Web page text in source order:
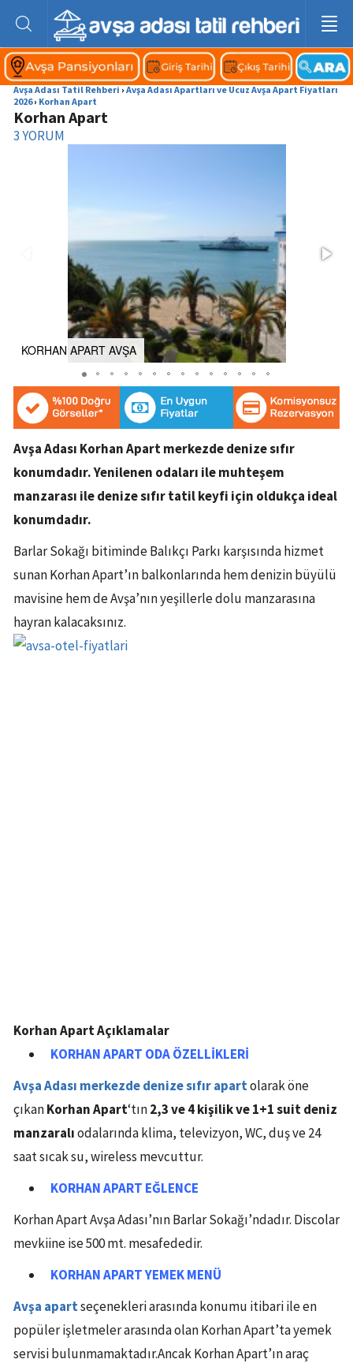
Avşa Adası Tatil Rehberi › Avşa Adası Apartları ve Ucuz Avşa Apart Fiyatları
2026 › Korhan Apart
Korhan Apart
3YORUM
KORHAN APART AVŞA
Avşa Adası Korhan Apart merkezde denize sıfır
konumdadır. Yenilenen odaları ile muhteşem
manzarası ile denize sıfır tatil keyfi için oldukça ideal
konumdadır.
Barlar Sokağı bitiminde Balıkçı Parkı karşısında hizmet
sunan Korhan Apart’ın balkonlarında hem denizin büyülü
mavisine hem de Avşa’nın yeşillerle dolu manzarasına
hayran kalacaksınız.
Korhan Apart Açıklamalar
KORHAN APART ODA ÖZELLİKLERİ
Avşa Adası merkezde denize sıfır apartolarak öne
çıkanKorhan Apart‘tın2,3 ve 4 kişilik ve 1+1 suit deniz
manzaralıodalarında klima, televizyon, WC, duş ve 24
saat sıcak su, wireless mevcuttur.
KORHAN APART EĞLENCE
Korhan Apart Avşa Adası’nın Barlar Sokağı’ndadır. Discolar
mevkiine ise 500 mt. mesafededir.
KORHAN APARTYEMEK MENÜ
Avşa apartseçenekleri arasında konumu itibari ile en
popüler işletmeler arasında olan Korhan Apart’ta yemek
servisi bulunmamaktadır.Ancak Korhan Apart’ın araç